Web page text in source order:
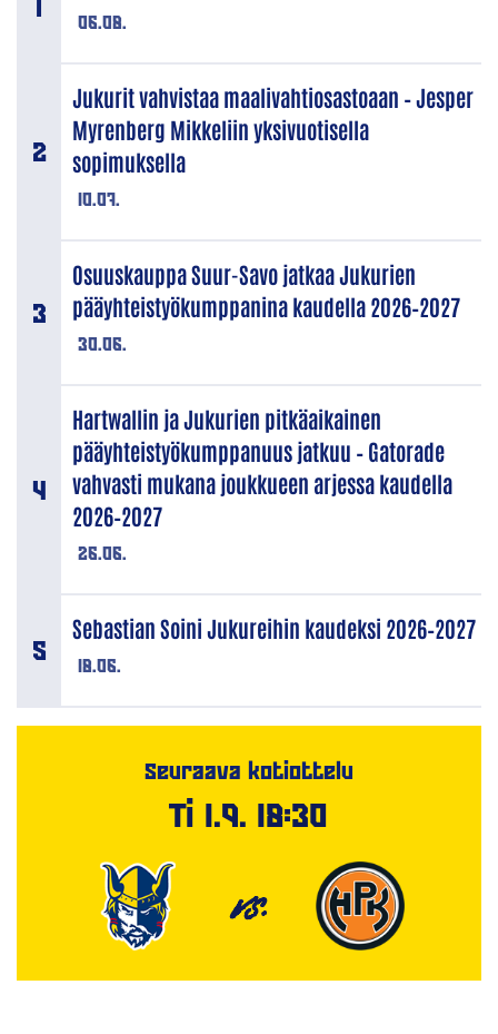
06.08.
10.07.
Jukurit vahvistaa maalivahtiosastoaan – Jesper
Myrenberg Mikkeliin yksivuotisella
sopimuksella
30.06.
Osuuskauppa Suur-Savo jatkaa Jukurien
pääyhteistyökumppanina kaudella 2026–2027
26.06.
Hartwallin ja Jukurien pitkäaikainen
pääyhteistyökumppanuus jatkuu – Gatorade
vahvasti mukana joukkueen arjessa kaudella
2026–2027
18.06.
Sebastian Soini Jukureihin kaudeksi 2026–2027
Seuraava kotiottelu
Ti 1.9. 18:30
VS.